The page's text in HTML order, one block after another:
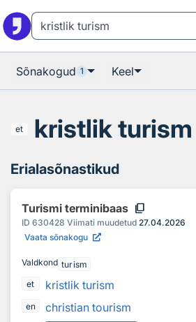
Sõnakogud 1 Keel
et kristlik turism
Erialasõnastikud
Turismi terminibaas content_copy
ID 630428 Viimati muudetud 27.04.2026
Vaata sõnakogu
Valdkond turism
et
kristlik turism
en
christian tourism